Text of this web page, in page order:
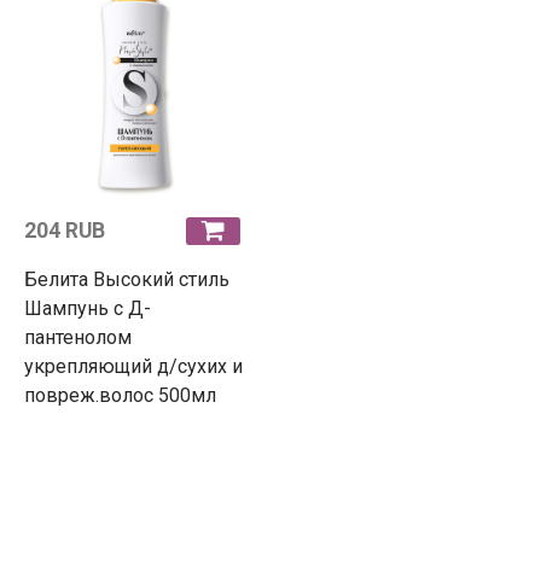
204 RUB
Белита Высокий стиль
Шампунь с Д-
пантенолом
укрепляющий д/сухих и
повреж.волос 500мл